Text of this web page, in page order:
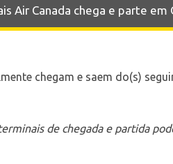
Air Canada chega e parte
chegam e saem do(s)
de chegada e partida